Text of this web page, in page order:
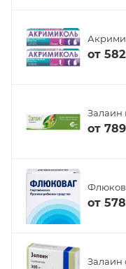
от
Залаин
от
от
Залаин